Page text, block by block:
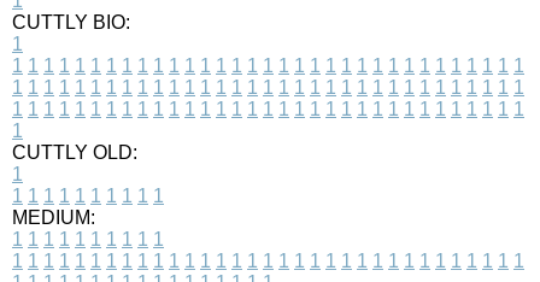
CUTTLY BIO:
1
1 1 1 1 1 1 1 1 1 1 1 1 1 1 1 1 1 1 1 1 1 1 1 1 1 1 1 1 1 1 1 1 1
1 1 1 1 1 1 1 1 1 1 1 1 1 1 1 1 1 1 1 1 1 1 1 1 1 1 1 1 1 1 1 1 1
1 1 1 1 1 1 1 1 1 1 1 1 1 1 1 1 1 1 1 1 1 1 1 1 1 1 1 1 1 1 1 1 1
1
CUTTLY OLD:
1
1 1 1 1 1 1 1 1 1 1
MEDIUM:
1 1 1 1 1 1 1 1 1 1
1 1 1 1 1 1 1 1 1 1 1 1 1 1 1 1 1 1 1 1 1 1 1 1 1 1 1 1 1 1 1 1 1